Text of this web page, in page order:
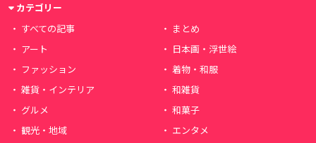
カテゴリー
すべての記事
まとめ
アート
日本画・浮世絵
ファッション
着物・和服
雑貨・インテリア
和雑貨
グルメ
和菓子
観光・地域
エンタメ